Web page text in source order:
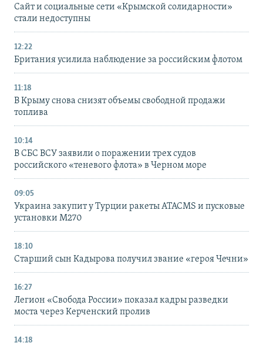
Сайт и социальные сети «Крымской солидарности»
стали недоступны
12:22
Британия усилила наблюдение за российским флотом
11:18
В Крыму снова снизят объемы свободной продажи
топлива
10:14
В СБС ВСУ заявили о поражении трех судов
российского «теневого флота» в Черном море
09:05
Украина закупит у Турции ракеты ATACMS и пусковые
установки M270
18:10
Старший сын Кадырова получил звание «героя Чечни»
16:27
Легион «Свобода России» показал кадры разведки
моста через Керченский пролив
14:18